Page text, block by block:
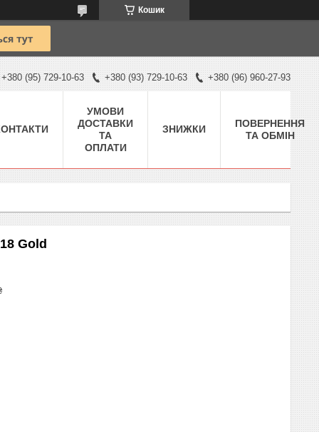
Кошик
+380 (95) 729-10-63 +380 (93) 729-10-63 +380 (96) 960-27-93
УМОВИ
ДОСТАВКИ
ТА
ОПЛАТИ
ЗНИЖКИ
ПОВЕРНЕННЯ
ТА ОБМІН
Gold